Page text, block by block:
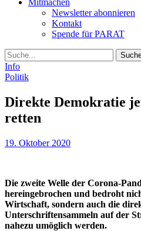
Mitmachen
Newsletter abonnieren
Kontakt
Spende für PARAT
Suche
Info
Politik
Direkte Demokratie
retten
19. Oktober 2020
Die zweite Welle der Corona-
hereingebrochen und bedroht
Wirtschaft, sondern auch die
Unterschriftensammeln auf der
nahezu umöglich werden.